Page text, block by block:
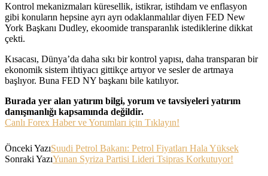
Kontrol mekanizmaları küresellik, istikrar, istihdam ve enflasyon
gibi konuların hepsine ayrı ayrı odaklanmalılar diyen FED New
York Başkanı Dudley, ekoomide transparanlık istediklerine dikkat
çekti.
Kısacası, Dünya’da daha sıkı bir kontrol yapısı, daha transparan bir
ekonomik sistem ihtiyacı gittikçe artıyor ve sesler de artmaya
başlıyor. Buna FED NY başkanı bile katılıyor.
Burada yer alan yatırım bilgi, yorum ve tavsiyeleri yatırım
danışmanlığı kapsamında değildir.
Canlı Forex Haber ve Yorumları için Tıklayın!
Önceki YazıSuudi Petrol Bakanı: Petrol Fiyatları Hala Yüksek
Sonraki YazıYunan Syriza Partisi Lideri Tsipras Korkutuyor!